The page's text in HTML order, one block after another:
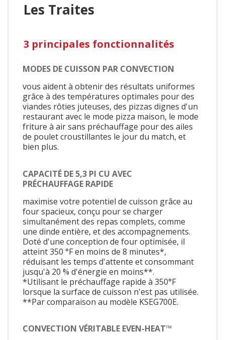
Les Traites
3 principales fonctionnalités
MODES DE CUISSON PAR CONVECTION
vous aident à obtenir des résultats uniformes
grâce à des températures optimales pour des
viandes rôties juteuses, des pizzas dignes d'un
restaurant avec le mode pizza maison, le mode
friture à air sans préchauffage pour des ailes
de poulet croustillantes le jour du match, et
bien plus.
CAPACITÉ DE 5,3 PI CU AVEC
PRÉCHAUFFAGE RAPIDE
maximise votre potentiel de cuisson grâce au
four spacieux, conçu pour se charger
simultanément des repas complets, comme
une dinde entière, et des accompagnements.
Doté d'une conception de four optimisée, il
atteint 350 °F en moins de 8 minutes*,
réduisant les temps d'attente et consommant
jusqu'à 20 % d'énergie en moins**.
*Utilisant le préchauffage rapide à 350°F
lorsque la surface de cuisson n'est pas utilisée.
**Par comparaison au modèle KSEG700E.
CONVECTION VÉRITABLE EVEN-HEAT™